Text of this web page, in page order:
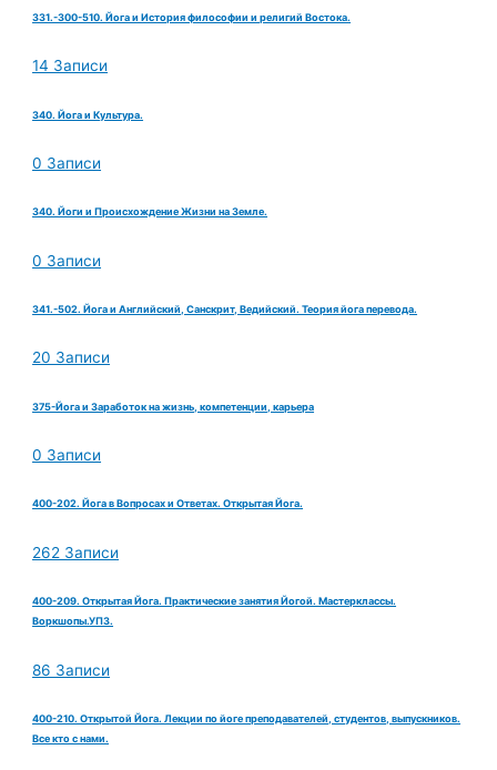
331.-300-510. Йога и История философии и религий Востока.
14 Записи
340. Йога и Культура.
0 Записи
340. Йоги и Происхождение Жизни на Земле.
0 Записи
341.-502. Йога и Английский, Санскрит, Ведийский. Теория йога перевода.
20 Записи
375-Йога и Заработок на жизнь, компетенции, карьера
0 Записи
400-202. Йога в Вопросах и Ответах. Открытая Йога.
262 Записи
400-209. Открытая Йога. Практические занятия Йогой. Мастерклассы.
Воркшопы.УПЗ.
86 Записи
400-210. Открытой Йога. Лекции по йоге преподавателей, студентов, выпускников.
Все кто с нами.